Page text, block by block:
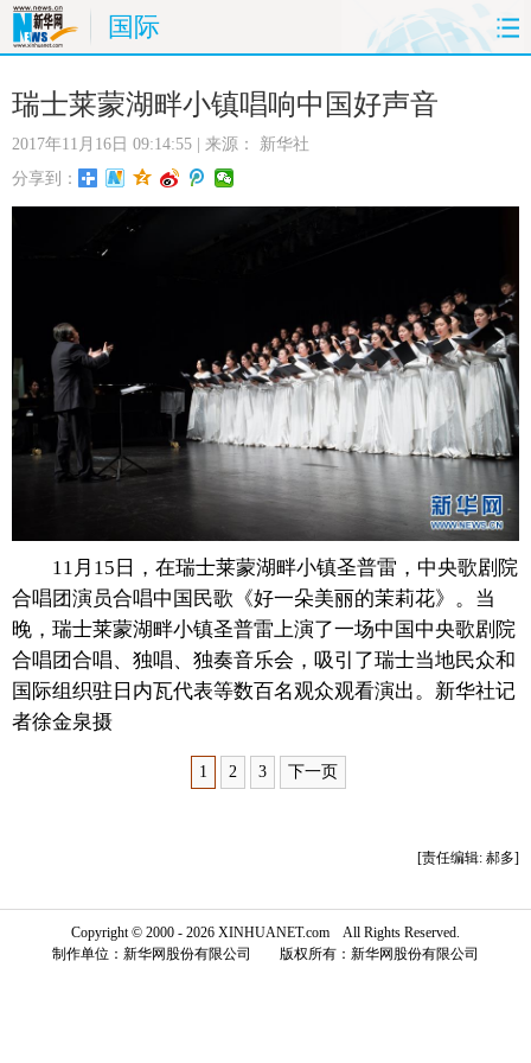
国际
首页 时政 国际
娱乐 体育
时尚 思客 地方 法治
科技 房产 公司
图片 视频 彩票 食品
旅游 健康 信息化 数据
军事 无人机
富媒体 摄影 新华广播
新华电视中文 新华电视英文 返回PC
瑞士莱蒙湖畔小镇唱响中国好声音
2017年11月16日 09:14:55 | 来源： 新华社
分享到：
11月15日，在瑞士莱蒙湖畔小镇圣普雷，中央歌剧院
合唱团演员合唱中国民歌《好一朵美丽的茉莉花》。当
晚，瑞士莱蒙湖畔小镇圣普雷上演了一场中国中央歌剧院
合唱团合唱、独唱、独奏音乐会，吸引了瑞士当地民众和
国际组织驻日内瓦代表等数百名观众观看演出。新华社记
者徐金泉摄
1 2 3 下一页
[责任编辑: 郝多]
Copyright © 2000 - 2026 XINHUANET.com All Rights Reserved.
制作单位：新华网股份有限公司 版权所有：新华网股份有限公司